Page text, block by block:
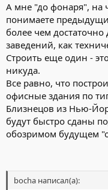
А мне "до фонаря", на
понимаете
более чем
заведений, как
Строить еще один -
никуда.
Все равно, что
офисные здания по
Близнецов из Нью-
будут быстро сданы
обозримом будущем
bocha написал(а):